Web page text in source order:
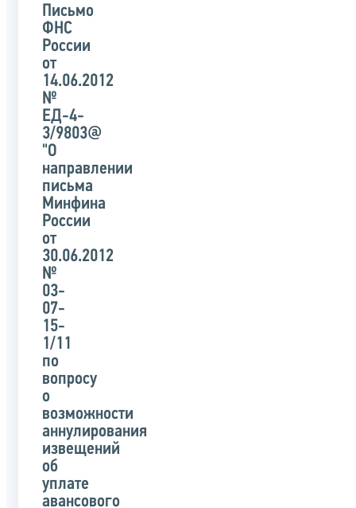
органом
указанного
письма
Письмо
ФНС
России
от
14.06.2012
№
ЕД-4-
3/9803@
"О
направлении
письма
Минфина
России
от
30.06.2012
№
03-
07-
15-
1/11
по
вопросу
о
возможности
аннулирования
извещений
об
уплате
авансового